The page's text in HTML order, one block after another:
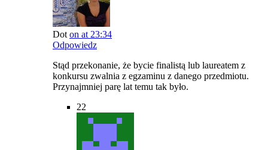
Dot on at 23:34
Odpowiedz
Stąd przekonanie, że bycie finalistą lub laureatem z
konkursu zwalnia z egzaminu z danego przedmiotu.
Przynajmniej parę lat temu tak było.
22